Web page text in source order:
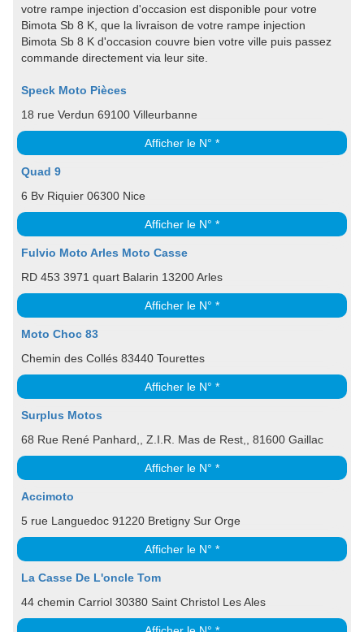
votre rampe injection d'occasion est disponible pour votre
Bimota Sb 8 K, que la livraison de votre rampe injection
Bimota Sb 8 K d'occasion couvre bien votre ville puis passez
commande directement via leur site.
Speck Moto Pièces
18 rue Verdun 69100 Villeurbanne
Afficher le N° *
Quad 9
6 Bv Riquier 06300 Nice
Afficher le N° *
Fulvio Moto Arles Moto Casse
RD 453 3971 quart Balarin 13200 Arles
Afficher le N° *
Moto Choc 83
Chemin des Collés 83440 Tourettes
Afficher le N° *
Surplus Motos
68 Rue René Panhard,, Z.I.R. Mas de Rest,, 81600 Gaillac
Afficher le N° *
Accimoto
5 rue Languedoc 91220 Bretigny Sur Orge
Afficher le N° *
La Casse De L'oncle Tom
44 chemin Carriol 30380 Saint Christol Les Ales